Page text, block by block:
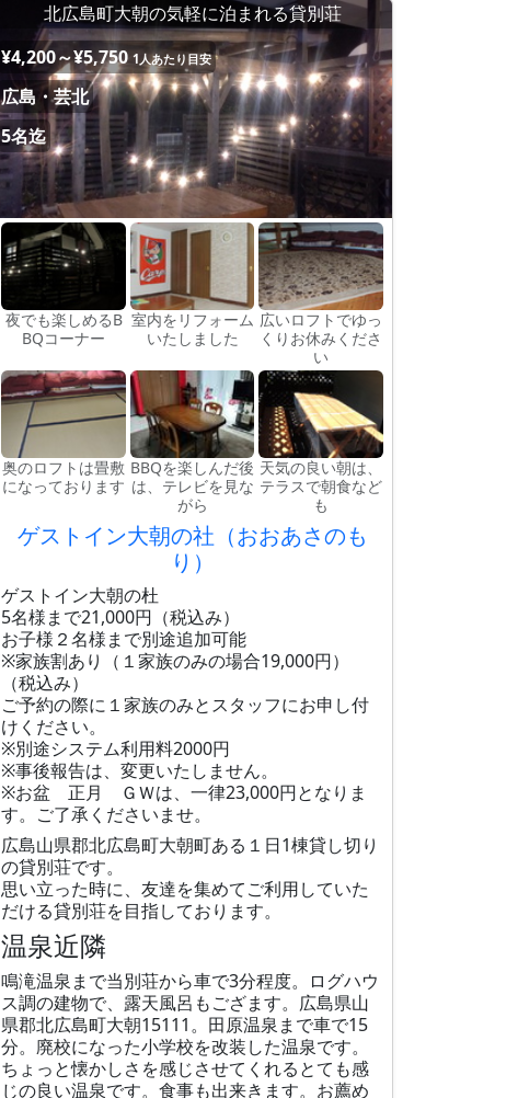
北広島町大朝の気軽に泊まれる貸別荘
¥4,200～¥5,750 1人あたり目安
広島・芸北
5名迄
夜でも楽しめるB
BQコーナー
室内をリフォーム
いたしました
広いロフトでゆっ
くりお休みくださ
い
奥のロフトは畳敷
になっております
BBQを楽しんだ後
は、テレビを見な
がら
天気の良い朝は、
テラスで朝食など
も
ゲストイン大朝の社（おおあさのも
り）
ゲストイン大朝の杜
5名様まで21,000円（税込み）
お子様２名様まで別途追加可能
※家族割あり（１家族のみの場合19,000円）
（税込み）
ご予約の際に１家族のみとスタッフにお申し付
けください。
※別途システム利用料2000円
※事後報告は、変更いたしません。
※お盆 正月 ＧＷは、一律23,000円となりま
す。ご了承くださいませ。
広島山県郡北広島町大朝町ある１日1棟貸し切り
の貸別荘です。
思い立った時に、友達を集めてご利用していた
だける貸別荘を目指しております。
温泉近隣
鳴滝温泉まで当別荘から車で3分程度。ログハウ
ス調の建物で、露天風呂もござます。広島県山
県郡北広島町大朝15111。田原温泉まで車で15
分。廃校になった小学校を改装した温泉です。
ちょっと懐かしさを感じさせてくれるとても感
じの良い温泉です。食事も出来きます。お薦め